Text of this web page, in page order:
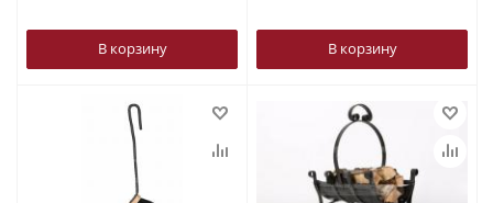
В корзину В корзину